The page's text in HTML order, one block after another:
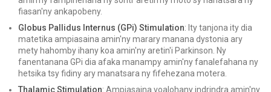
fiasan'ny ankapobeny.
Globus Pallidus Internus (GPi) Stimulation: Ity tanjona ity dia
matetika ampiasaina amin'ny marary manana dystonia ary
mety hahomby ihany koa amin'ny aretin'i Parkinson. Ny
fanentanana GPi dia afaka manampy amin'ny fanalefahana ny
hetsika tsy fidiny ary manatsara ny fifehezana motera.
Thalamic Stimulation: Ampiasaina voalohany indrindra amin'ny